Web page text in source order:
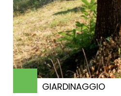
GIARDINAGGIO